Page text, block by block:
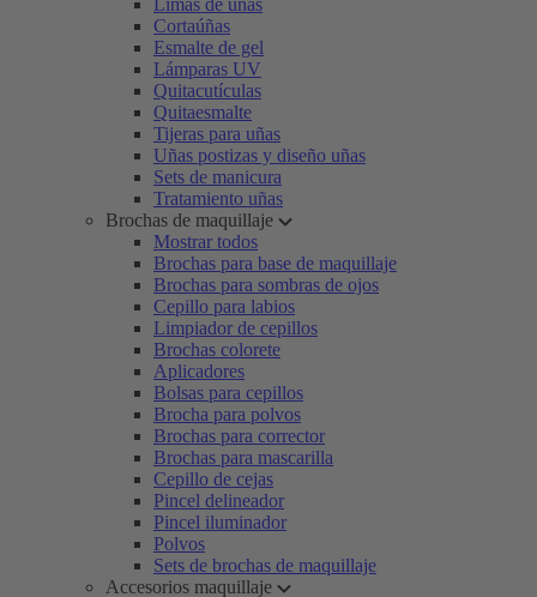
Limas de uñas
Cortaúñas
Esmalte de gel
Lámparas UV
Quitacutículas
Quitaesmalte
Tijeras para uñas
Uñas postizas y diseño uñas
Sets de manicura
Tratamiento uñas
Brochas de maquillaje
Mostrar todos
Brochas para base de maquillaje
Brochas para sombras de ojos
Cepillo para labios
Limpiador de cepillos
Brochas colorete
Aplicadores
Bolsas para cepillos
Brocha para polvos
Brochas para corrector
Brochas para mascarilla
Cepillo de cejas
Pincel delineador
Pincel iluminador
Polvos
Sets de brochas de maquillaje
Accesorios maquillaje